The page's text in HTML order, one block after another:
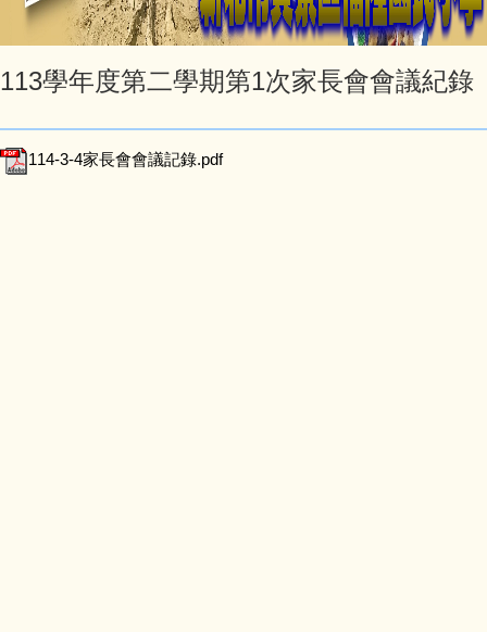
113學年度第二學期第1次家長會會議紀錄
114-3-4家長會會議記錄.pdf